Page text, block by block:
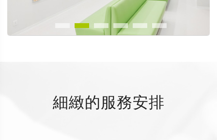
細緻的服務安排